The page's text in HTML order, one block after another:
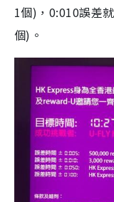
1個)，0:010誤差
個)。